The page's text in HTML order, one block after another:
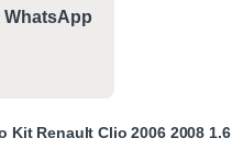
Kit Renault Clio 2006 2008 1.6